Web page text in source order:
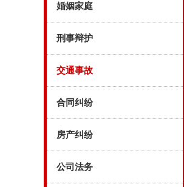
婚姻家庭
刑事辩护
交通事故
合同纠纷
房产纠纷
公司法务